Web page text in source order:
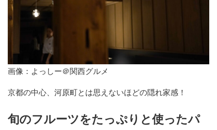
画像：よっしー＠関西グルメ
京都の中心、河原町とは思えないほどの隠れ家感！
旬のフルーツをたっぷりと使ったパ